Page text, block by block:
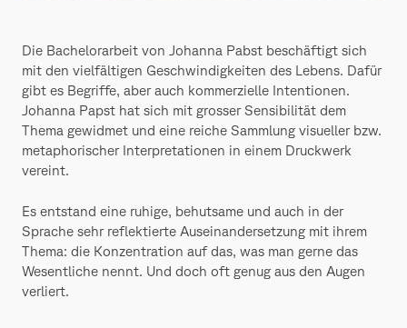
Die Bachelorarbeit von Johanna Pabst beschäftigt sich
mit den vielfältigen Geschwindigkeiten des Lebens. Dafür
gibt es Begriffe, aber auch kommerzielle Intentionen.
Johanna Papst hat sich mit grosser Sensibilität dem
Thema gewidmet und eine reiche Sammlung visueller bzw.
metaphorischer Interpretationen in einem Druckwerk
vereint.
Es entstand eine ruhige, behutsame und auch in der
Sprache sehr reflektierte Auseinandersetzung mit ihrem
Thema: die Konzentration auf das, was man gerne das
Wesentliche nennt. Und doch oft genug aus den Augen
verliert.